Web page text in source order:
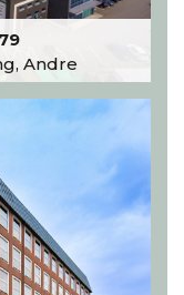
Andre